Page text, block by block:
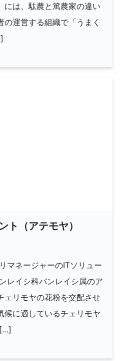
には、駄農と篤農家の違い
運営する組織で「うまく
ト（アテモヤ）
マネージャーのITソリュー
レイシ科バンレイシ属のア
ェリモヤの花粉を交配させ
候に適しているチェリモヤ